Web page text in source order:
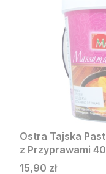
Ostra Tajska
z Przyprawami
Cena
15,90 zł